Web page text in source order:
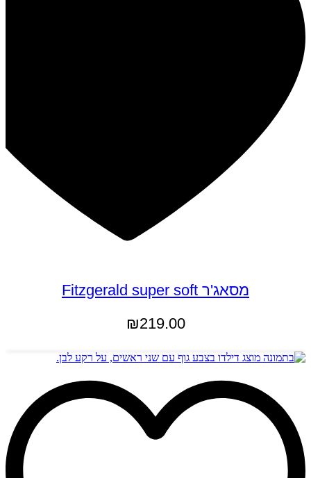
מסאג'ר Fitzgerald super soft
₪219.00